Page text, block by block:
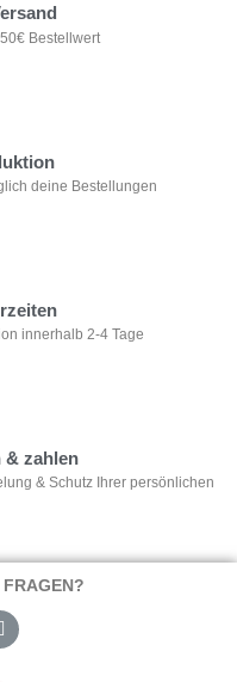
Bestellwert
deine Bestellungen
innerhalb 2-4 Tage
& zahlen
& Schutz Ihrer persönlichen